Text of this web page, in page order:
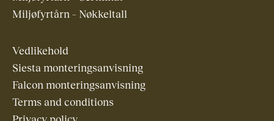
Miljøfyrtårn – Nøkkeltall
Vedlikehold
Siesta monteringsanvisning
Falcon monteringsanvisning
Terms and conditions